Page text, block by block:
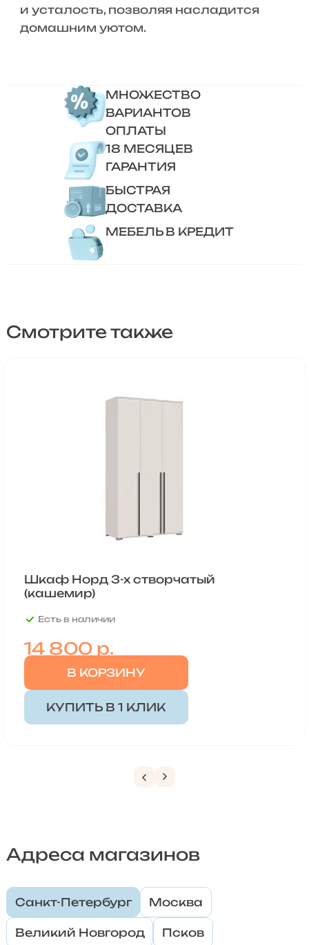
и усталость, позволяя насладится
домашним уютом.
МНОЖЕСТВО
ВАРИАНТОВ
ОПЛАТЫ
18 МЕСЯЦЕВ
ГАРАНТИЯ
БЫСТРАЯ
ДОСТАВКА
МЕБЕЛЬ В КРЕДИТ
Смотрите также
Шкаф Норд 3-х створчатый
(кашемир)
Есть в наличии
14 800р.
В КОРЗИНУ
КУПИТЬ В 1 КЛИК
Адреса магазинов
Санкт-Петербург Москва
Великий Новгород Псков